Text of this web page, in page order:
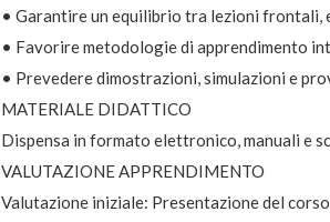
• Garantire un equilibrio tra lezioni
• Favorire metodologie di apprendimento
• Prevedere dimostrazioni, simulazioni e
MATERIALE DIDATTICO
Dispensa in formato elettronico, manuali e
VALUTAZIONE APPRENDIMENTO
Valutazione iniziale: Presentazione del